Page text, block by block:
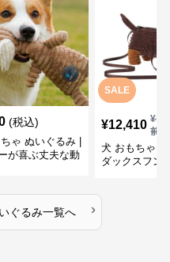
(税込)
ゃ ぬいぐるみ |
が喜ぶ丈夫な動
SALE
¥12,410 ¥
前)
犬 おもちゃ
ダックスフン
ぐるみ一覧へ ›